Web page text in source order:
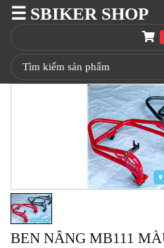
☰ SBIKER SHOP
SBIKER
TRANG
CHỦ
NÓN
BẢO
HIỂM
FULLFACE
BEN NÂNG MB111